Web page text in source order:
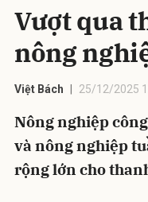
Vượt qua
nông
Việt Bách 25/12/2025
Nông nghiệp
và nông nghiệp
rộng lớn cho